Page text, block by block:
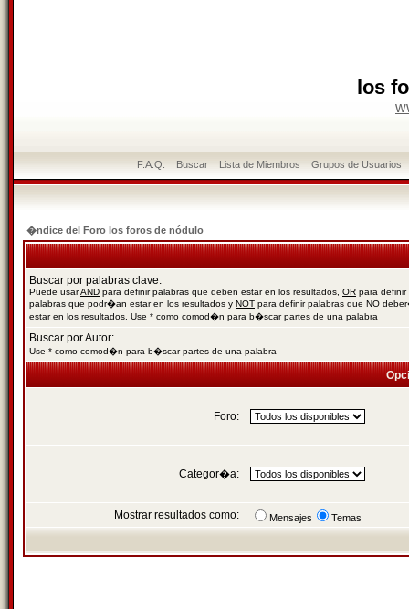
los
F.A.Q. Buscar Lista de Miembros Grupos de Usuarios
�ndice del Foro los foros de nódulo
Buscar por palabras clave:
Puede usarAND para definir palabras que deben estar en los resultados, OR para definir
palabras que podr�an estar en los resultados y NOT para definir palabras que NO
estar en los resultados. Use * como comod�n para b�scar partes de una palabra
Buscar por Autor:
Use * como comod�n para b�scar partes de una palabra
Foro:
Categor�a:
Mostrar resultados como: Mensajes Temas